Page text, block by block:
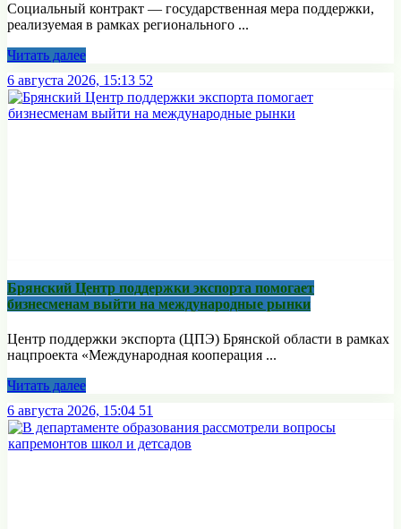
Социальный контракт — государственная мера поддержки,
реализуемая в рамках регионального ...
Читать далее
6 августа 2026, 15:13 52
Брянский Центр поддержки экспорта помогает
бизнесменам выйти на международные рынки
Центр поддержки экспорта (ЦПЭ) Брянской области в рамках
нацпроекта «Международная кооперация ...
Читать далее
6 августа 2026, 15:04 51